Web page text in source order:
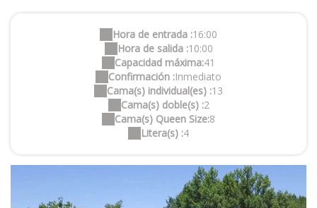
Hora de entrada :16:00
Hora de salida :10:00
Capacidad máxima:41
Confirmación :Inmediato
Cama(s) individual(es) :13
Cama(s) doble(s) :2
Cama(s) Queen Size:8
Litera(s) :4